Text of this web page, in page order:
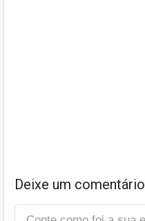
Deixe um comentário